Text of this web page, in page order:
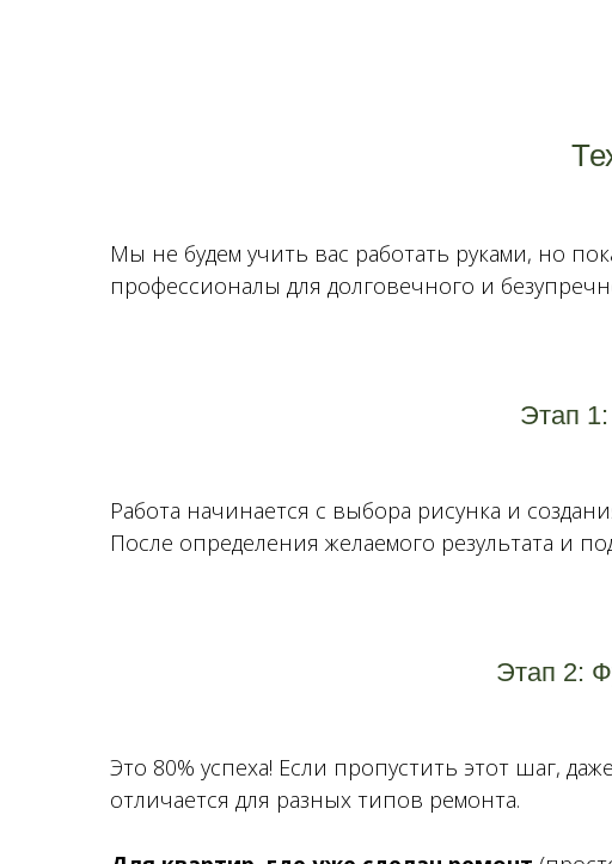
Мы не будем учить вас работать руками, но
профессионалы для долговечного и
Этап
Работа начинается с выбора рисунка и
После определения желаемого результата и
Этап 2:
Это 80% успеха! Если пропустить этот шаг,
отличается для разных типов ремонта.